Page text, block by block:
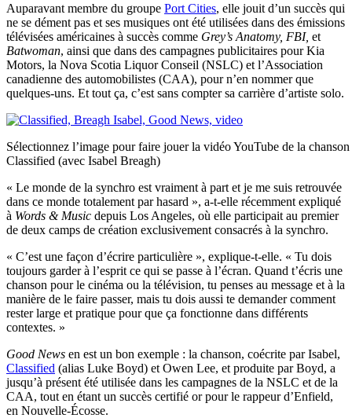
Auparavant membre du groupe Port Cities, elle jouit d’un succès qui
ne se dément pas et ses musiques ont été utilisées dans des émissions
télévisées américaines à succès comme Grey’s Anatomy, FBI, et
Batwoman, ainsi que dans des campagnes publicitaires pour Kia
Motors, la Nova Scotia Liquor Conseil (NSLC) et l’Association
canadienne des automobilistes (CAA), pour n’en nommer que
quelques-uns. Et tout ça, c’est sans compter sa carrière d’artiste solo.
Sélectionnez l’image pour faire jouer la vidéo YouTube de la chanson
Classified (avec Isabel Breagh)
« Le monde de la synchro est vraiment à part et je me suis retrouvée
dans ce monde totalement par hasard », a-t-elle récemment expliqué
à Words & Music depuis Los Angeles, où elle participait au premier
de deux camps de création exclusivement consacrés à la synchro.
« C’est une façon d’écrire particulière », explique-t-elle. « Tu dois
toujours garder à l’esprit ce qui se passe à l’écran. Quand t’écris une
chanson pour le cinéma ou la télévision, tu penses au message et à la
manière de le faire passer, mais tu dois aussi te demander comment
rester large et pratique pour que ça fonctionne dans différents
contextes. »
Good News en est un bon exemple : la chanson, coécrite par Isabel,
Classified (alias Luke Boyd) et Owen Lee, et produite par Boyd, a
jusqu’à présent été utilisée dans les campagnes de la NSLC et de la
CAA, tout en étant un succès certifié or pour le rappeur d’Enfield,
en Nouvelle-Écosse.